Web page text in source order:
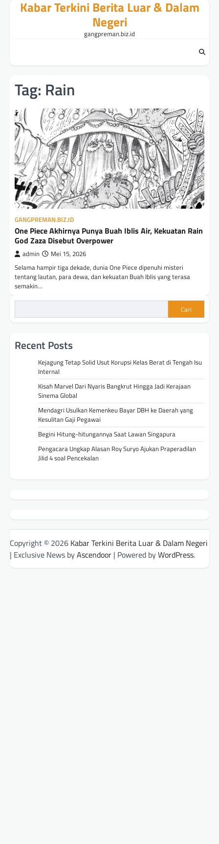
Kabar Terkini Berita Luar & Dalam
Negeri
gangpreman.biz.id
Tag: Rain
GANGPREMAN.BIZ.ID
One Piece Akhirnya Punya Buah Iblis Air, Kekuatan Rain
God Zaza Disebut Overpower
admin Mei 15, 2026
Selama hampir tiga dekade, dunia One Piece dipenuhi misteri
tentang lautan, para dewa, dan kekuatan Buah Iblis yang terasa
semakin…
Cari
Recent Posts
Kejagung Tetap Solid Usut Korupsi Kelas Berat di Tengah Isu
Internal
Kisah Marvel Dari Nyaris Bangkrut Hingga Jadi Kerajaan
Sinema Global
Mendagri Usulkan Kemenkeu Bayar DBH ke Daerah yang
Kesulitan Gaji Pegawai
Begini Hitung-hitungannya Saat Lawan Singapura
Pengacara Ungkap Alasan Roy Suryo Ajukan Praperadilan
Jilid 4 soal Pencekalan
Copyright © 2026 Kabar Terkini Berita Luar & Dalam Negeri
| Exclusive News byAscendoor | Powered byWordPress.